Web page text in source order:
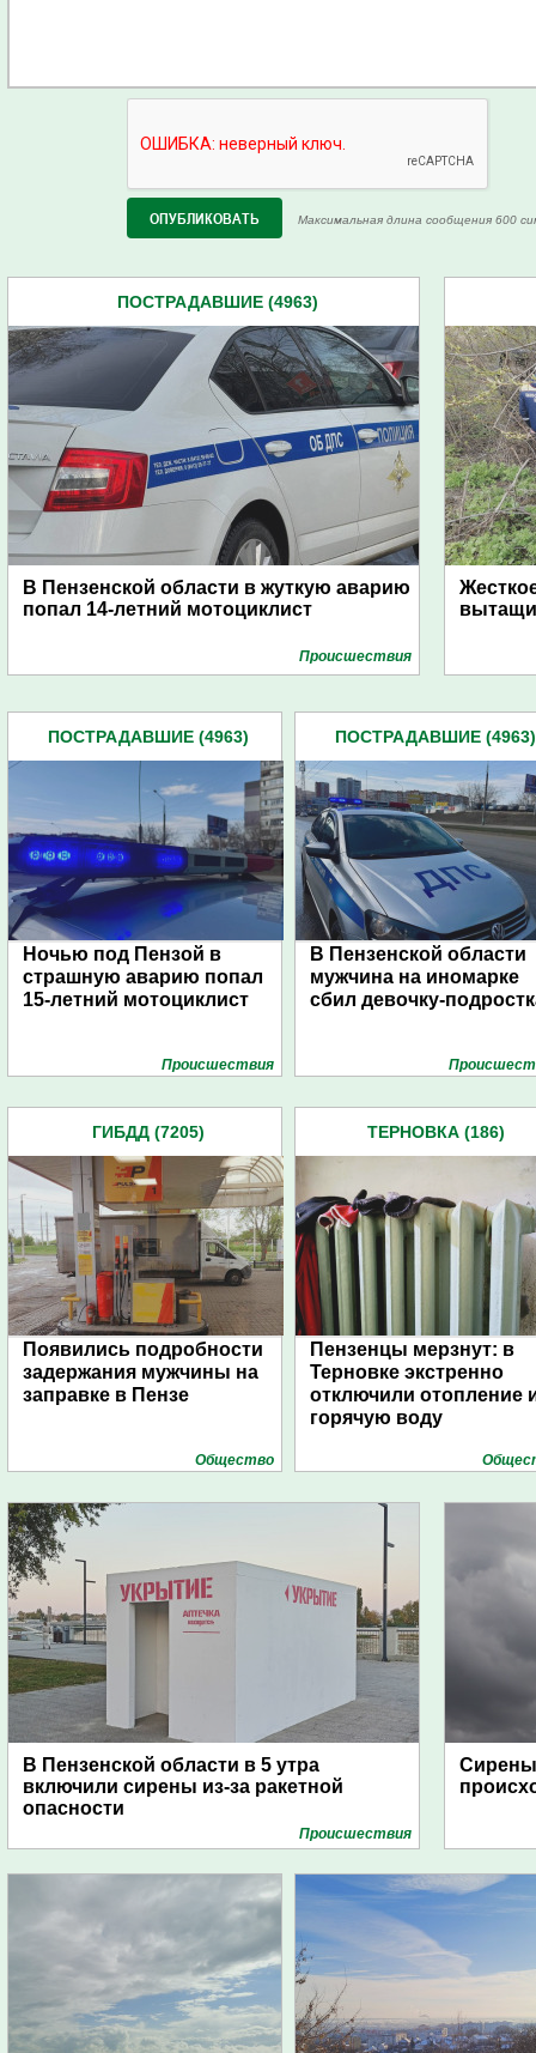
Максимальная длина сообщения 600
ПОСТРАДАВШИЕ (4963)
В Пензенской области в жуткую аварию
попал 14-летний мотоциклист
Проиcшествия
ПОСТРАДАВШИЕ (4963)
Ночью под Пензой в
страшную аварию попал
15-летний мотоциклист
Проиcшествия
ПОСТРАДАВШИЕ (4963)
В Пензенской области
мужчина на иномарке
сбил девочку-
ГИБДД (7205)
Появились подробности
задержания мужчины на
заправке в Пензе
Общество
ТЕРНОВКА (186)
Пензенцы мерзнут: в
Терновке экстренно
отключили отопление
горячую воду
В Пензенской области в 5 утра
включили сирены из-за ракетной
опасности
Проиcшествия
Сирены